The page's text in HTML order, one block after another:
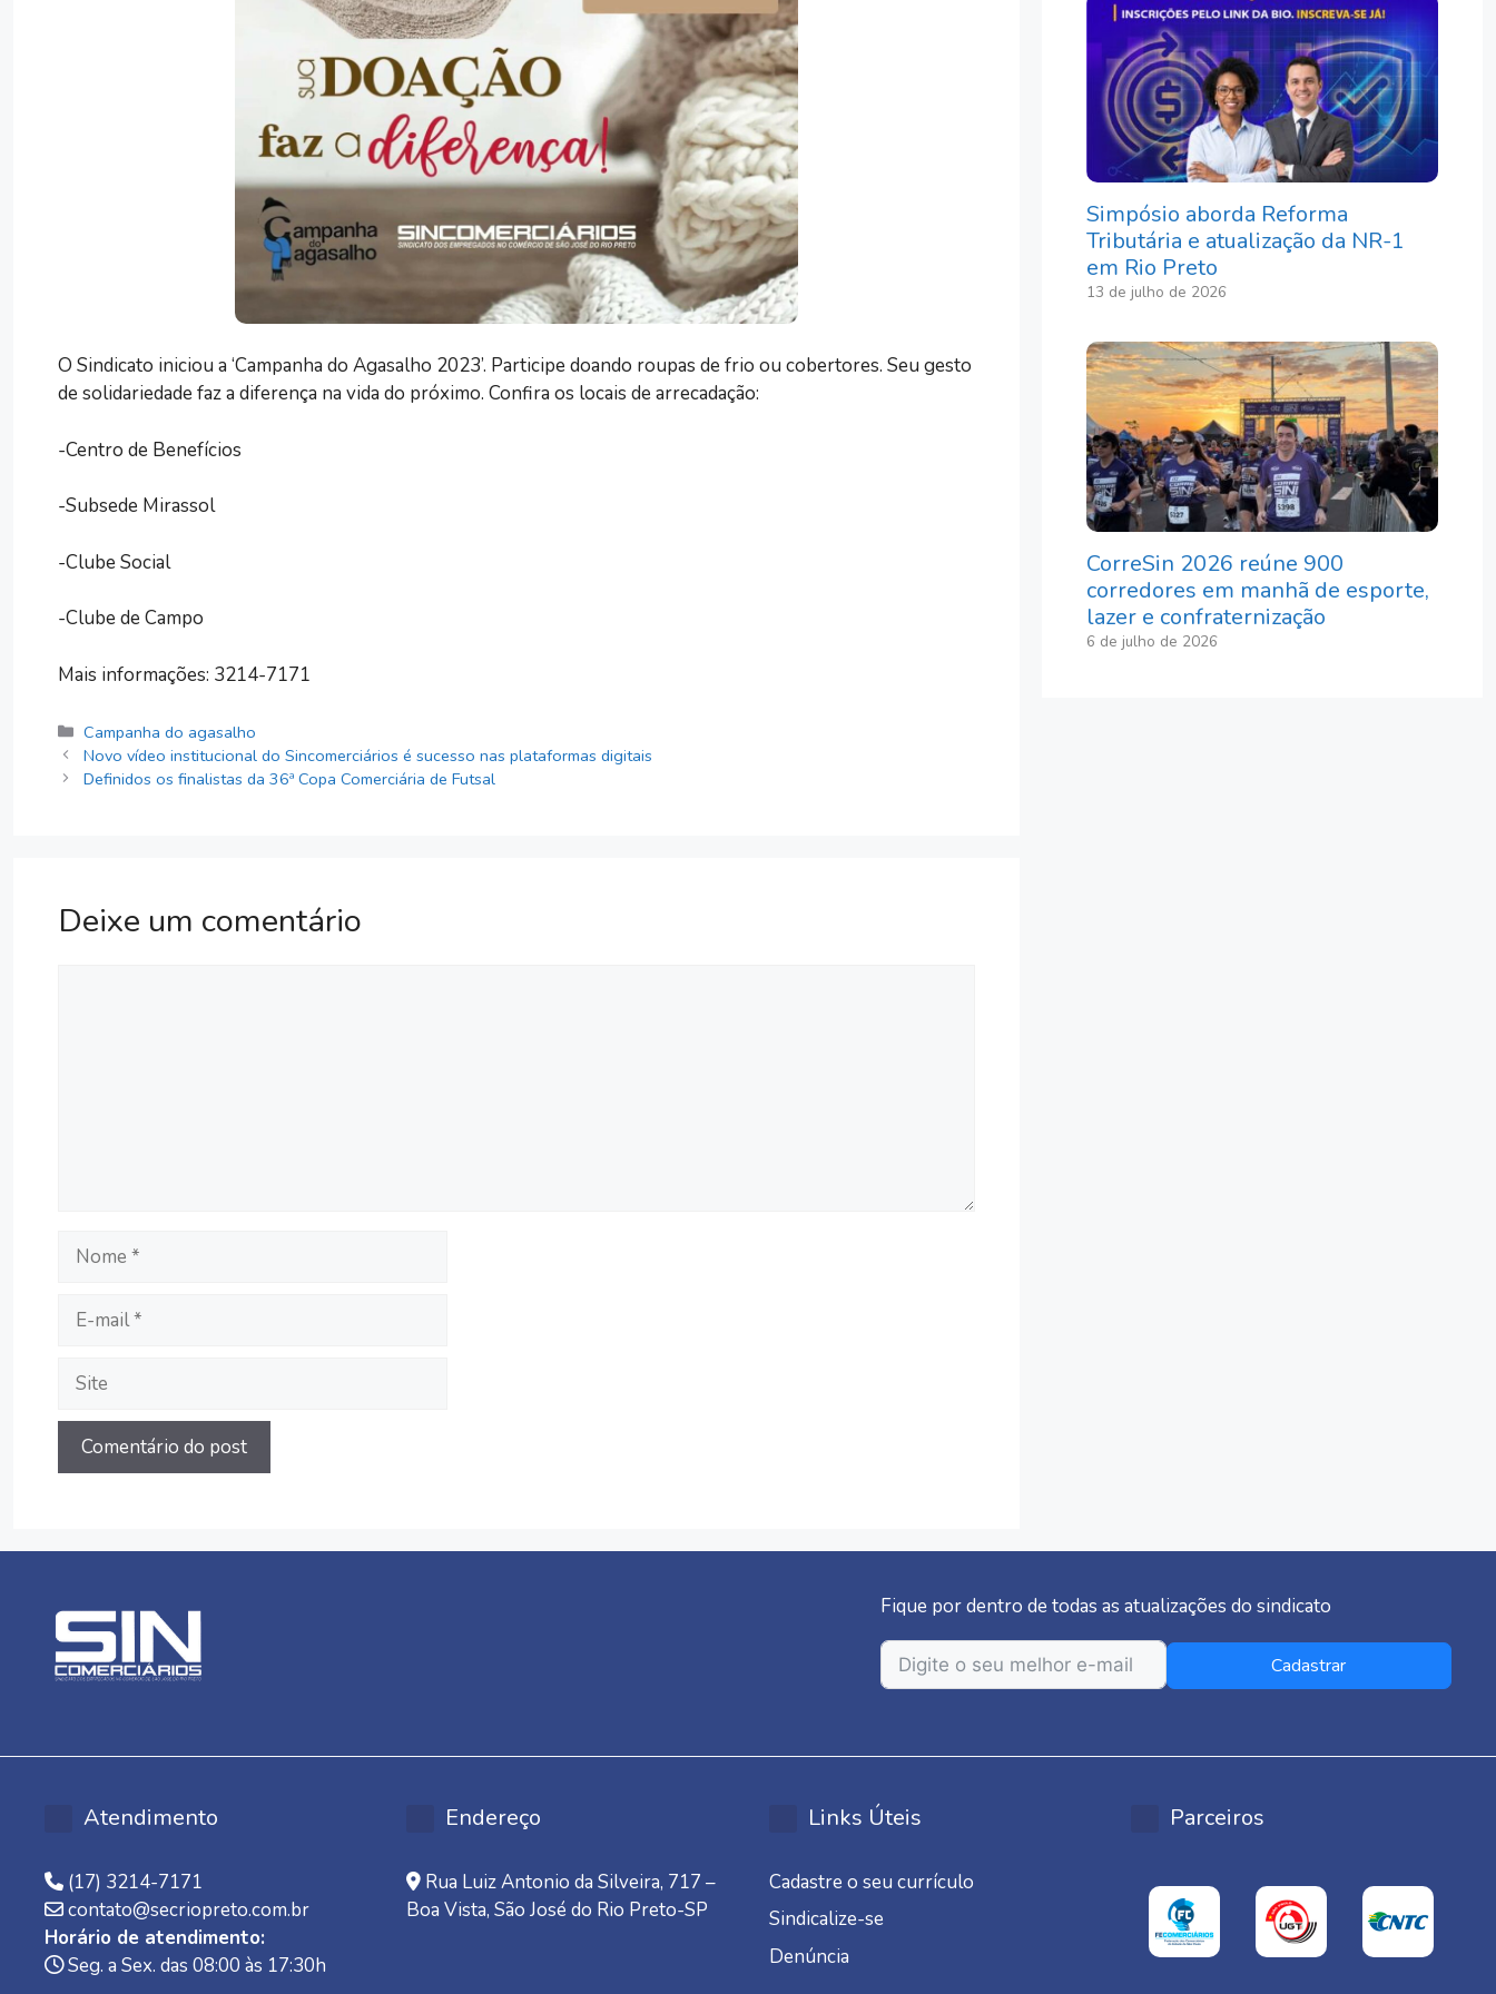
O Sindicato iniciou a ‘Campanha do Agasalho 2023’. Participe doando roupas de frio ou cobertores. Seu gesto
de solidariedade faz a diferença na vida do próximo. Confira os locais de arrecadação:
-Centro de Benefícios
-Subsede Mirassol
-Clube Social
-Clube de Campo
Mais informações: 3214-7171
Categorias
Campanha do agasalho
Novo vídeo institucional do Sincomerciários é sucesso nas plataformas digitais
Definidos os finalistas da 36ª Copa Comerciária de Futsal
Deixe um comentário
Nome
mail
Site
Simpósio aborda Reforma
Tributária e atualização da NR-1
em Rio Preto
13 de julho de 2026
CorreSin 2026 reúne 900
corredores em manhã de esporte,
lazer e confraternização
6 de julho de 2026
Fique por dentro de todas as atualizações do sindicato
Cadastrar
Atendimento
(17) 3214-7171
contato@secriopreto.com.br
Horário de atendimento:
Seg. a Sex. das 08:00 às 17:30h
Endereço
Rua Luiz Antonio da Silveira, 717 –
Boa Vista, São José do Rio Preto-SP
Links Úteis
Cadastre o seu currículo
Sindicalize-se
Denúncia
Parceiros